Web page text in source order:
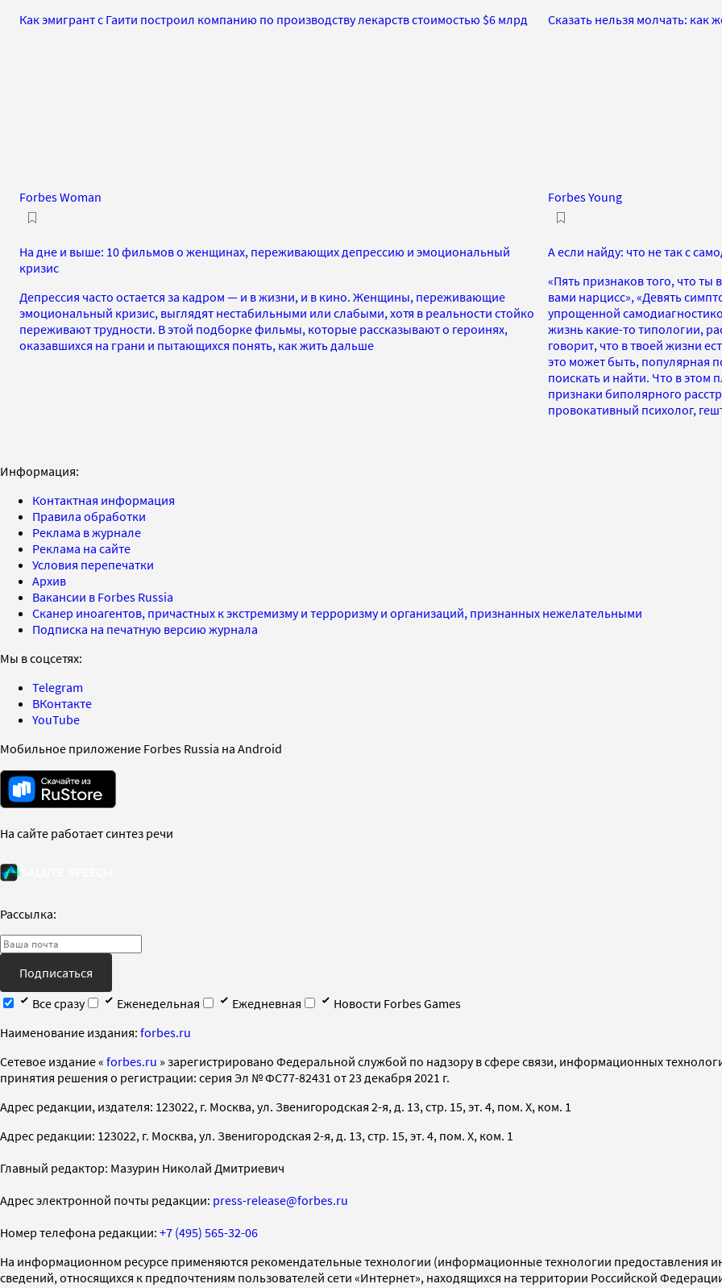
Как эмигрант с Гаити построил компанию по производству лекарств стоимостью $6 млрд Сказать нельзя молчать:
Forbes Woman
На дне и выше: 10 фильмов о женщинах, переживающих депрессию и эмоциональный
кризис
Депрессия часто остается за кадром — и в жизни, и в кино. Женщины, переживающие
эмоциональный кризис, выглядят нестабильными или слабыми, хотя в реальности стойко
переживают трудности. В этой подборке фильмы, которые рассказывают о героинях,
оказавшихся на грани и пытающихся понять, как жить дальше
Forbes Young
А если найду: что не так с
«Пять признаков того, что ты
вами нарцисс», «Девять
упрощенной
жизнь какие-то типологии,
говорит, что в твоей жизни
это может быть, популярная
поискать и найти. Что в этом
признаки биполярного
провокативный психолог,
Информация:
Контактная информация
Правила обработки
Реклама в журнале
Реклама на сайте
Условия перепечатки
Архив
Вакансии в Forbes Russia
Сканер иноагентов, причастных к экстремизму и терроризму и организаций, признанных нежелательными
Подписка на печатную версию журнала
Мы в соцсетях:
Telegram
ВКонтакте
YouTube
Мобильное приложение Forbes Russia на Android
На сайте работает синтез речи
Рассылка:
Подписаться
Все сразу
Еженедельная Ежедневная
Новости Forbes Games
Наименование издания: forbes.ru
Cетевое издание « forbes.ru » зарегистрировано Федеральной службой по надзору в сфере связи, информационных
принятия решения о регистрации: серия Эл № ФС77-82431 от 23 декабря 2021 г.
Адрес редакции, издателя: 123022, г. Москва, ул. Звенигородская 2-я, д. 13, стр. 15, эт. 4, пом. X, ком. 1
Адрес редакции: 123022, г. Москва, ул. Звенигородская 2-я, д. 13, стр. 15, эт. 4, пом. X, ком. 1
Главный редактор: Мазурин Николай Дмитриевич
Адрес электронной почты редакции: press-release@forbes.ru
Номер телефона редакции: +7 (495) 565-32-06
На информационном ресурсе применяются рекомендательные технологии (информационные технологии предоставления
сведений, относящихся к предпочтениям пользователей сети «Интернет», находящихся на территории Российской